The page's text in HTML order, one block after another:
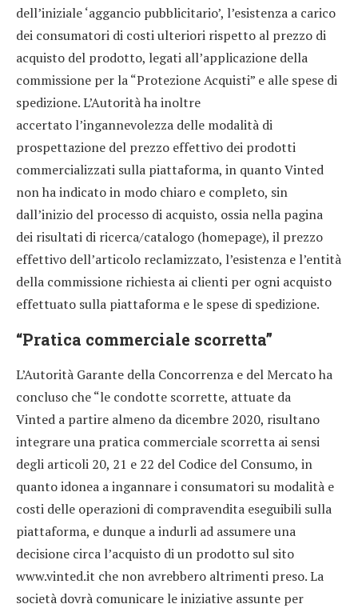
dell’iniziale ‘aggancio pubblicitario’, l’esistenza a carico
dei consumatori di costi ulteriori rispetto al prezzo di
acquisto del prodotto, legati all’applicazione della
commissione per la “Protezione Acquisti” e alle spese di
spedizione. L’Autorità ha inoltre
accertato l’ingannevolezza delle modalità di
prospettazione del prezzo effettivo dei prodotti
commercializzati sulla piattaforma, in quanto Vinted
non ha indicato in modo chiaro e completo, sin
dall’inizio del processo di acquisto, ossia nella pagina
dei risultati di ricerca/catalogo (homepage), il prezzo
effettivo dell’articolo reclamizzato, l’esistenza e l’entità
della commissione richiesta ai clienti per ogni acquisto
effettuato sulla piattaforma e le spese di spedizione.
“Pratica commerciale scorretta”
L’Autorità Garante della Concorrenza e del Mercato ha
concluso che “le condotte scorrette, attuate da
Vinted a partire almeno da dicembre 2020, risultano
integrare una pratica commerciale scorretta ai sensi
degli articoli 20, 21 e 22 del Codice del Consumo, in
quanto idonea a ingannare i consumatori su modalità e
costi delle operazioni di compravendita eseguibili sulla
piattaforma, e dunque a indurli ad assumere una
decisione circa l’acquisto di un prodotto sul sito
www.vinted.it che non avrebbero altrimenti preso. La
società dovrà comunicare le iniziative assunte per